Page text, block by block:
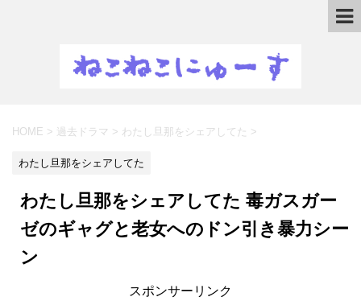
HOME > 過去ドラマ > わたし旦那をシェアしてた >
わたし旦那をシェアしてた
わたし旦那をシェアしてた 毒ガスガー
ゼのギャグと老女へのドン引き暴力シー
ン
スポンサーリンク